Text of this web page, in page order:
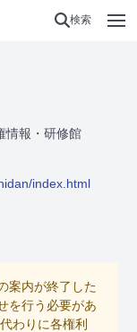
検索
情報・研修館
index.html
案内が終了した
を行う必要があ
わりに各権利